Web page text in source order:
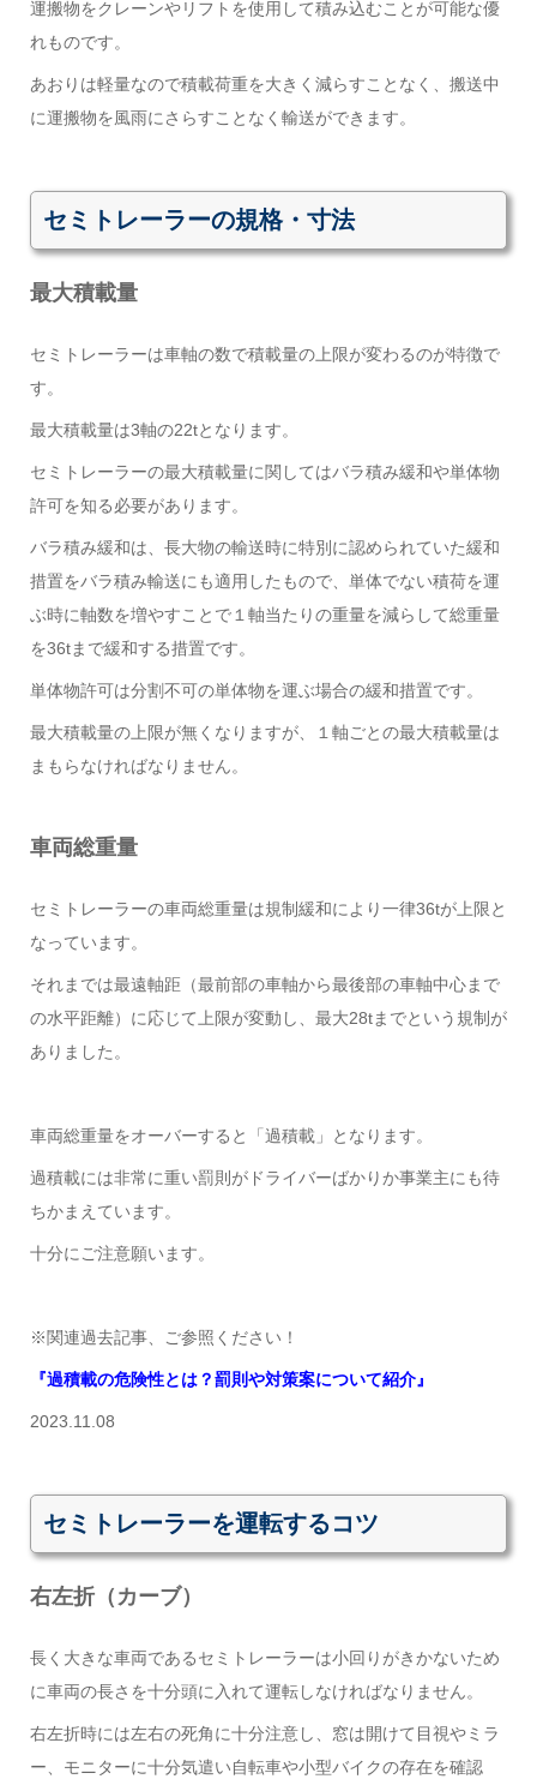
運搬物をクレーンやリフトを使用して積み込むことが可能な優
れものです。
あおりは軽量なので積載荷重を大きく減らすことなく、搬送中
に運搬物を風雨にさらすことなく輸送ができます。
セミトレーラーの規格・寸法
最大積載量
セミトレーラーは車軸の数で積載量の上限が変わるのが特徴で
す。
最大積載量は3軸の22tとなります。
セミトレーラーの最大積載量に関してはバラ積み緩和や単体物
許可を知る必要があります。
バラ積み緩和は、長大物の輸送時に特別に認められていた緩和
措置をバラ積み輸送にも適用したもので、単体でない積荷を運
ぶ時に軸数を増やすことで１軸当たりの重量を減らして総重量
を36tまで緩和する措置です。
単体物許可は分割不可の単体物を運ぶ場合の緩和措置です。
最大積載量の上限が無くなりますが、１軸ごとの最大積載量は
まもらなければなりません。
車両総重量
セミトレーラーの車両総重量は規制緩和により一律36tが上限と
なっています。
それまでは最遠軸距（最前部の車軸から最後部の車軸中心まで
の水平距離）に応じて上限が変動し、最大28tまでという規制が
ありました。
車両総重量をオーバーすると「過積載」となります。
過積載には非常に重い罰則がドライバーばかりか事業主にも待
ちかまえています。
十分にご注意願います。
※関連過去記事、ご参照ください！
『過積載の危険性とは？罰則や対策案について紹介』
2023.11.08
セミトレーラーを運転するコツ
右左折（カーブ）
長く大きな車両であるセミトレーラーは小回りがきかないため
に車両の長さを十分頭に入れて運転しなければなりません。
右左折時には左右の死角に十分注意し、窓は開けて目視やミラ
ー、モニターに十分気遣い自転車や小型バイクの存在を確認